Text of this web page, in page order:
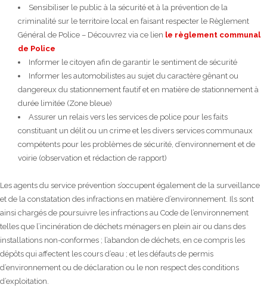
Sensibiliser le public à la sécurité et à la prévention de la
criminalité sur le territoire local en faisant respecter le Règlement
Général de Police – Découvrez via ce lien le règlement communal
de Police
Informer le citoyen afin de garantir le sentiment de sécurité
Informer les automobilistes au sujet du caractère gênant ou
dangereux du stationnement fautif et en matière de stationnement à
durée limitée (Zone bleue)
Assurer un relais vers les services de police pour les faits
constituant un délit ou un crime et les divers services communaux
compétents pour les problèmes de sécurité, d’environnement et de
voirie (observation et rédaction de rapport)
Les agents du service prévention s’occupent également de la surveillance
et de la constatation des infractions en matière d’environnement. Ils sont
ainsi chargés de poursuivre les infractions au Code de l’environnement
telles que l’incinération de déchets ménagers en plein air ou dans des
installations non-conformes ; l’abandon de déchets, en ce compris les
dépôts qui affectent les cours d’eau ; et les défauts de permis
d’environnement ou de déclaration ou le non respect des conditions
d’exploitation.